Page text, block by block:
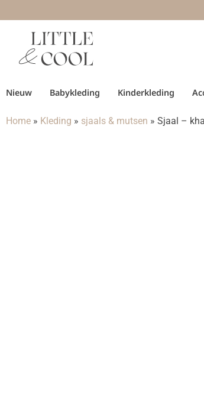
Nieuw Babykleding Kinderkleding
Home » Kleding » sjaals & mutsen » Sjaal –